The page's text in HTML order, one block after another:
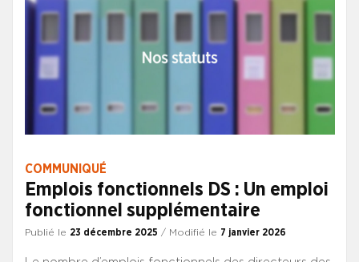
COMMUNIQUÉ
Emplois fonctionnels DS : Un emploi
fonctionnel supplémentaire
Publié le 23 décembre 2025 / Modifié le 7 janvier 2026